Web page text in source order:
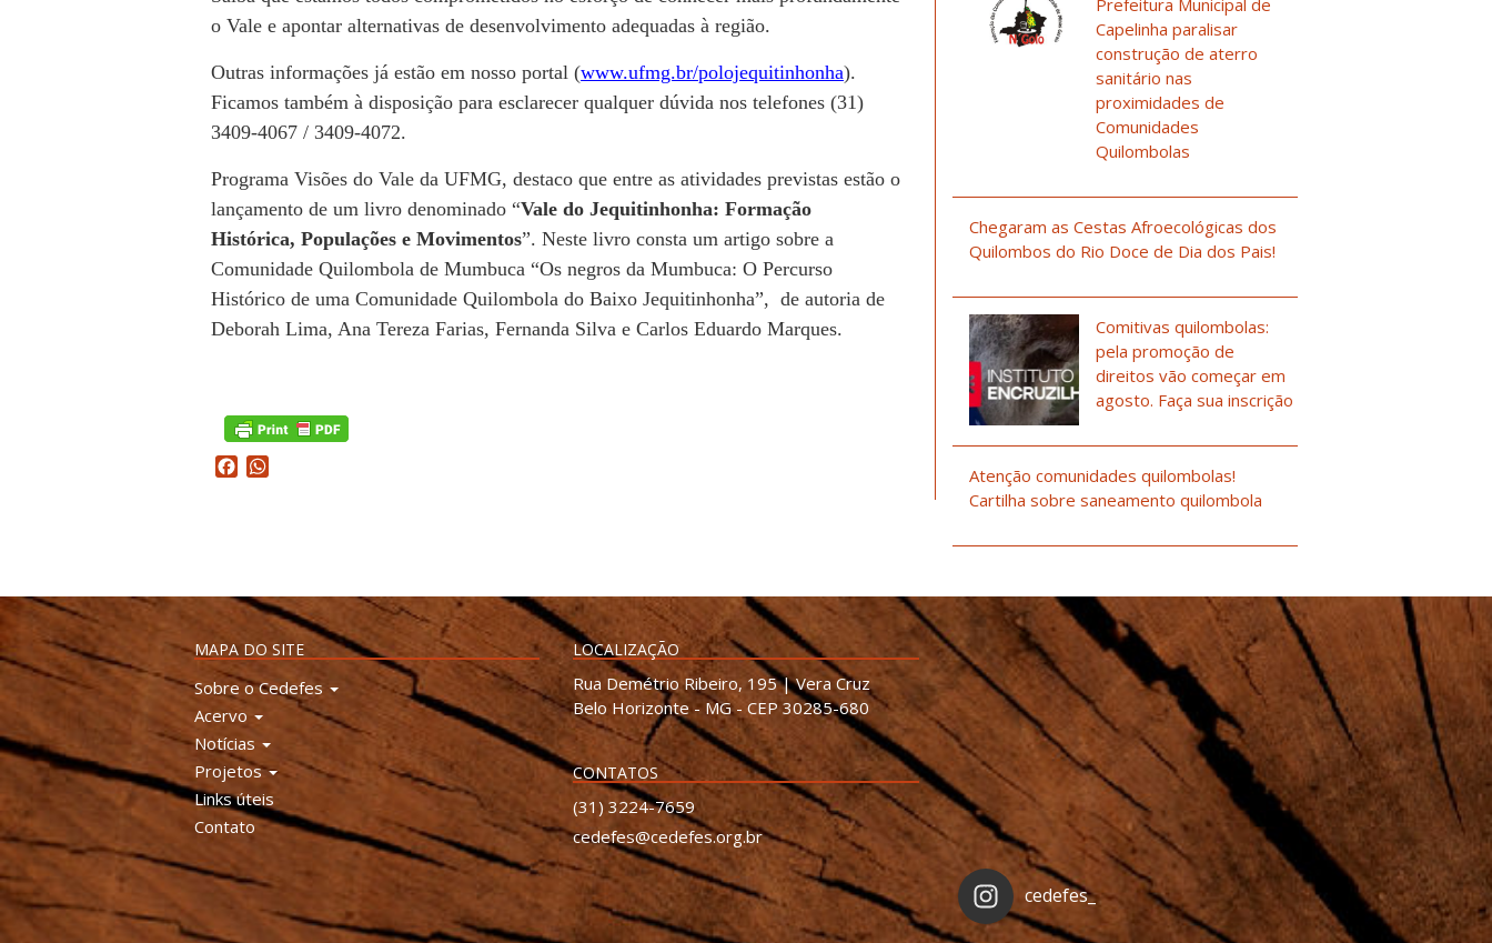
o Vale e apontar alternativas de desenvolvimento adequadas à região.
Outras informações já estão em nosso portal (www.ufmg.br/polojequitinhonha).
Ficamos também à disposição para esclarecer qualquer dúvida nos telefones (31)
3409-4067 / 3409-4072.
Programa Visões do Vale da UFMG, destaco que entre as atividades previstas estão o
lançamento de um livro denominado “Vale do Jequitinhonha: Formação
Histórica, Populações e Movimentos”. Neste livro consta um artigo sobre a
Comunidade Quilombola de Mumbuca “Os negros da Mumbuca: O Percurso
Histórico de uma Comunidade Quilombola do Baixo Jequitinhonha”, de autoria de
Deborah Lima, Ana Tereza Farias, Fernanda Silva e Carlos Eduardo Marques.
Facebook
Prefeitura Municipal de
Capelinha paralisar
construção de aterro
sanitário nas
proximidades de
Comunidades
Quilombolas
Chegaram as Cestas Afroecológicas dos
Quilombos do Rio Doce de Dia dos Pais!
Comitivas quilombolas:
pela promoção de
direitos vão começar em
agosto. Faça sua inscrição
Atenção comunidades quilombolas!
Cartilha sobre saneamento quilombola
MAPA DO SITE
Sobre o Cedefes
Acervo
Notícias
Projetos
Links úteis
Contato
LOCALIZAÇÃO
Rua Demétrio Ribeiro, 195 | Vera Cruz
Belo Horizonte - MG - CEP 30285-680
CONTATOS
(31) 3224-7659
cedefes@cedefes.org.br
cedefes_